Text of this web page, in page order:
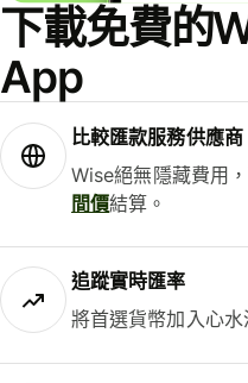
下載免費的
App
比較匯款服務供應商
Wise絕無隱藏費用
間價結算。
追蹤實時匯率
將首選貨幣加入心